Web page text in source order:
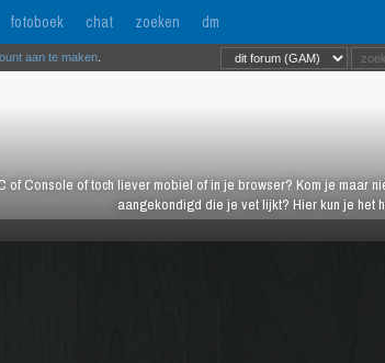
fotoboek chat zoeken dm
of Console of toch liever mobiel of in je browser? Kom je maar
aangekondigd die je vet lijkt? Hier kun je het
aan te maken